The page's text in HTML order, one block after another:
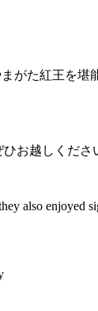
がた紅王を堪
お越しくださ
also enjoyed